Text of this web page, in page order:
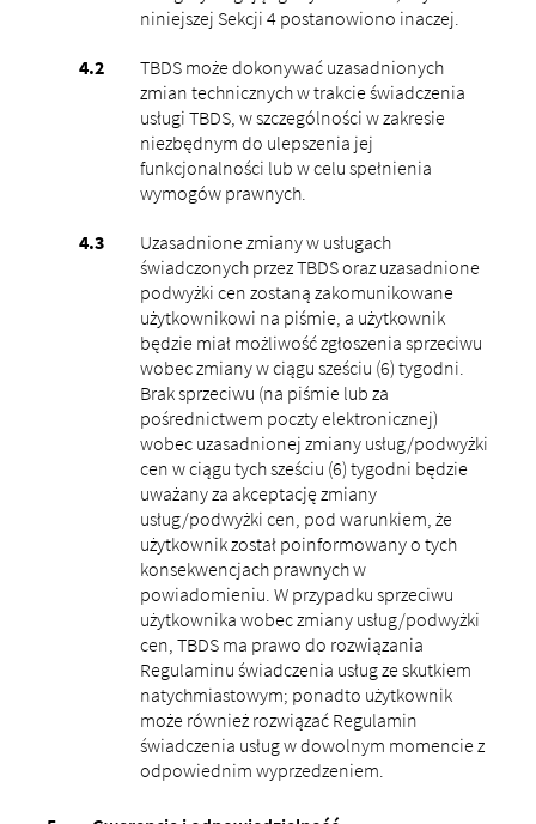
niniejszej Sekcji 4 postanowiono inaczej.
TBDS może dokonywać uzasadnionych
zmian technicznych w trakcie świadczenia
usługi TBDS, w szczególności w zakresie
niezbędnym do ulepszenia jej
funkcjonalności lub w celu spełnienia
wymogów prawnych.
Uzasadnione zmiany w usługach
świadczonych przez TBDS oraz uzasadnione
podwyżki cen zostaną zakomunikowane
użytkownikowi na piśmie, a użytkownik
będzie miał możliwość zgłoszenia sprzeciwu
wobec zmiany w ciągu sześciu (6) tygodni.
Brak sprzeciwu (na piśmie lub za
pośrednictwem poczty elektronicznej)
wobec uzasadnionej zmiany usług/podwyżki
cen w ciągu tych sześciu (6) tygodni będzie
uważany za akceptację zmiany
usług/podwyżki cen, pod warunkiem, że
użytkownik został poinformowany o tych
konsekwencjach prawnych w
powiadomieniu. W przypadku sprzeciwu
użytkownika wobec zmiany usług/podwyżki
cen, TBDS ma prawo do rozwiązania
Regulaminu świadczenia usług ze skutkiem
natychmiastowym; ponadto użytkownik
może również rozwiązać Regulamin
świadczenia usług w dowolnym momencie z
odpowiednim wyprzedzeniem.